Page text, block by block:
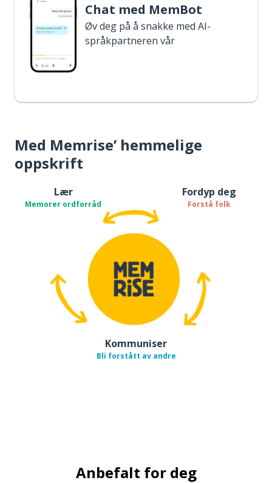
Chat med MemBot
Øv deg på å snakke med AI-
språkpartneren vår
Med Memrise’ hemmelige
oppskrift
Lær
Memorer ordforråd
Fordyp deg
Forstå folk
Kommuniser
Bli forstått av andre
Anbefalt for deg